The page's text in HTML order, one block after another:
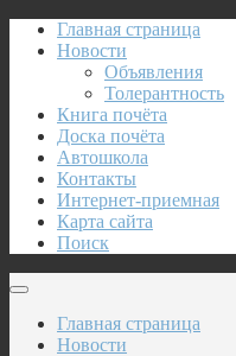
Главная страница
Новости
Объявления
Толерантность
Книга почёта
Доска почёта
Автошкола
Контакты
Интернет-приемная
Карта сайта
Поиск
Главная страница
Новости